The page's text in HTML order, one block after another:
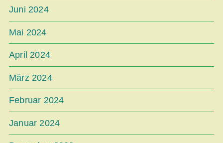
Juni 2024
Mai 2024
April 2024
März 2024
Februar 2024
Januar 2024